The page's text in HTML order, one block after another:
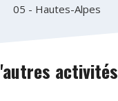
05 - Hautes-Alpes
activités